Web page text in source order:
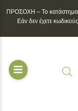
ΠΡΟΣΟΧΗ – To κατάστημα
Εάν δεν έχετε